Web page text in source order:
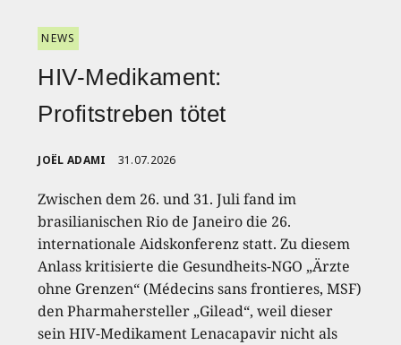
NEWS
HIV-Medikament:
Profitstreben tötet
JOËL ADAMI 31.07.2026
Zwischen dem 26. und 31. Juli fand im
brasilianischen Rio de Janeiro die 26.
internationale Aidskonferenz statt. Zu diesem
Anlass kritisierte die Gesundheits-NGO „Ärzte
ohne Grenzen“ (Médecins sans frontieres, MSF)
den Pharmahersteller „Gilead“, weil dieser
sein HIV-Medikament Lenacapavir nicht als